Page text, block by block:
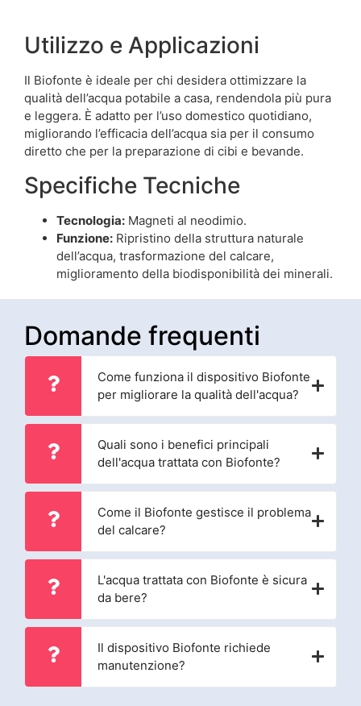
Utilizzo e Applicazioni
Il Biofonte è ideale per chi desidera ottimizzare la
qualità dell’acqua potabile a casa, rendendola più pura
e leggera. È adatto per l’uso domestico quotidiano,
migliorando l’efficacia dell’acqua sia per il consumo
diretto che per la preparazione di cibi e bevande.
Specifiche Tecniche
Tecnologia: Magneti al neodimio.
Funzione: Ripristino della struttura naturale
dell’acqua, trasformazione del calcare,
miglioramento della biodisponibilità dei minerali.
Domande frequenti
Come funziona il dispositivo Biofonte
per migliorare la qualità dell'acqua?
Quali sono i benefici principali
dell'acqua trattata con Biofonte?
Come il Biofonte gestisce il problema
del calcare?
L'acqua trattata con Biofonte è sicura
da bere?
Il dispositivo Biofonte richiede
manutenzione?